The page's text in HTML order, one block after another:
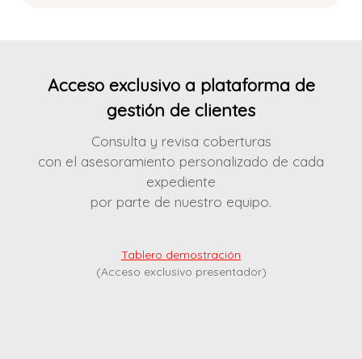
Acceso exclusivo a plataforma de
gestión de clientes
Consulta y revisa coberturas
con el asesoramiento personalizado de cada
expediente
por parte de nuestro equipo.
Tablero demostración
(Acceso exclusivo presentador)